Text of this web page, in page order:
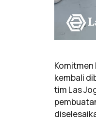
kembali
tim Las